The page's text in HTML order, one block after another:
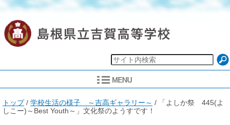
現
在
トップ/ 学校生活の様子 ～吉高ギャラリー～ /
「よしか祭 445(よ
しこー)～Best Youth～」文化祭のようすです！